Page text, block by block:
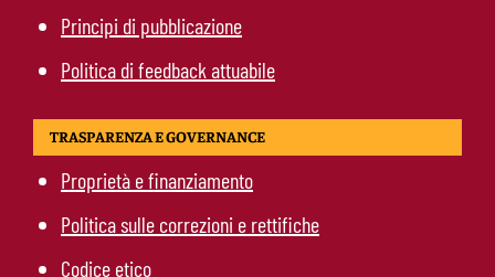
Principi di pubblicazione
Politica di feedback attuabile
TRASPARENZA E GOVERNANCE
Proprietà e finanziamento
Politica sulle correzioni e rettifiche
Codice etico